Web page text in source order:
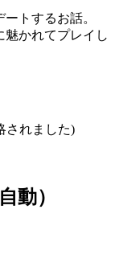
トするお話。
魅かれてプレイし
されました)
動）